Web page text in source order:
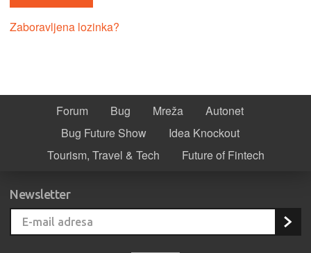
Zaboravljena lozinka?
Forum Bug Mreža
Autonet
Bug Future Show
Idea Knockout
Tourism, Travel & Tech
Future of Fintech
Newsletter